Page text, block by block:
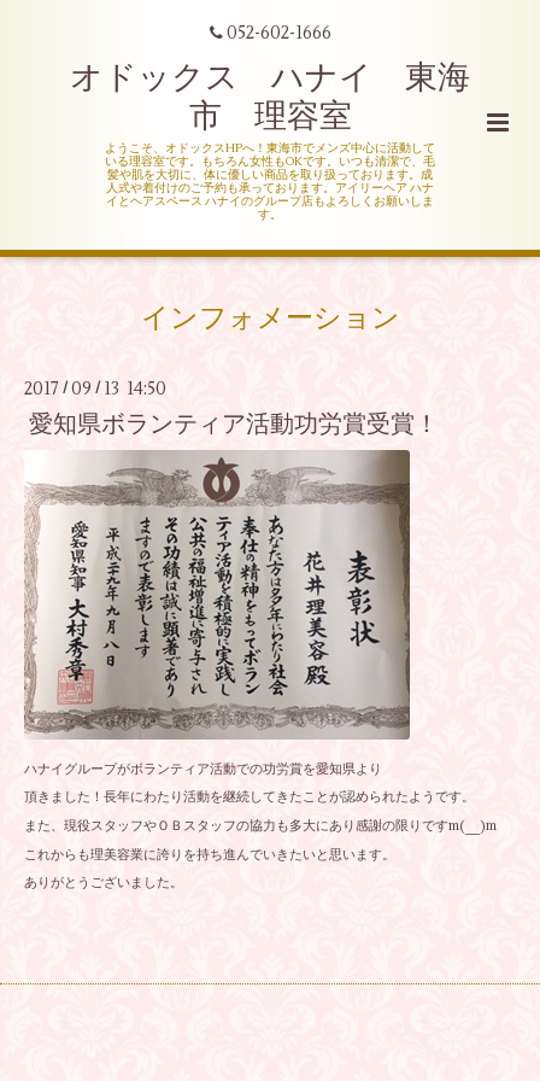
052-602-1666
オドックス ハナイ 東海
市 理容室
ようこそ、オドックスHPへ！東海市でメンズ中心に活動して
いる理容室です。もちろん女性もOKです。いつも清潔で、毛
髪や肌を大切に、体に優しい商品を取り扱っております。成
人式や着付けのご予約も承っております。アイリーヘア ハナ
イとヘアスペース ハナイのグループ店もよろしくお願いしま
す。
インフォメーション
2017 / 09 / 13 14:50
愛知県ボランティア活動功労賞受賞！
ハナイグループがボランティア活動での功労賞を愛知県より
頂きました！長年にわたり活動を継続してきたことが認められたようです。
また、現役スタッフやＯＢスタッフの協力も多大にあり感謝の限りですm(__)m
これからも理美容業に誇りを持ち進んでいきたいと思います。
ありがとうございました。